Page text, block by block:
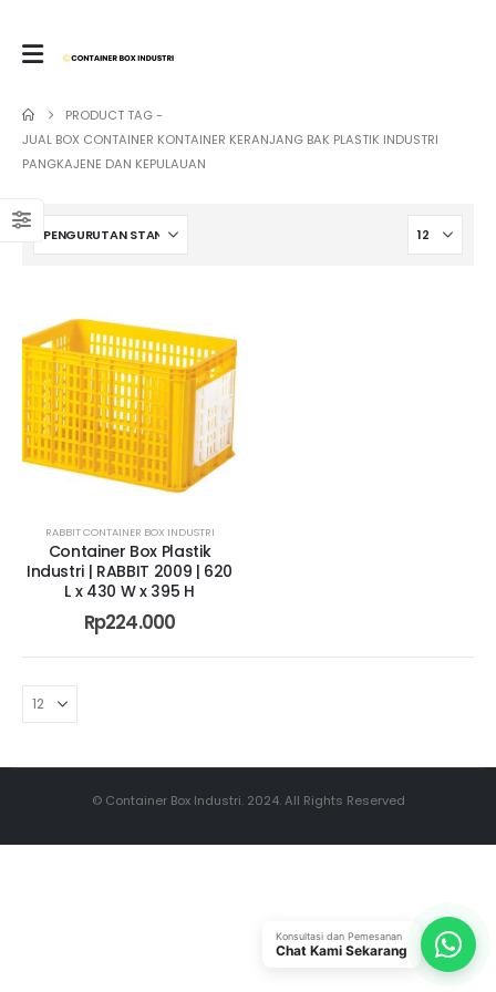
PRODUCT TAG -
JUAL BOX CONTAINER KONTAINER KERANJANG BAK PLASTIK INDUSTRI
PANGKAJENE DAN KEPULAUAN
RABBIT CONTAINER BOX INDUSTRI
Container Box Plastik
Industri | RABBIT 2009 | 620
L x 430 W x 395 H
Rp224.000
© Container Box Industri. 2024. All Rights Reserved
Konsultasi dan Pemesanan
Chat Kami Sekarang